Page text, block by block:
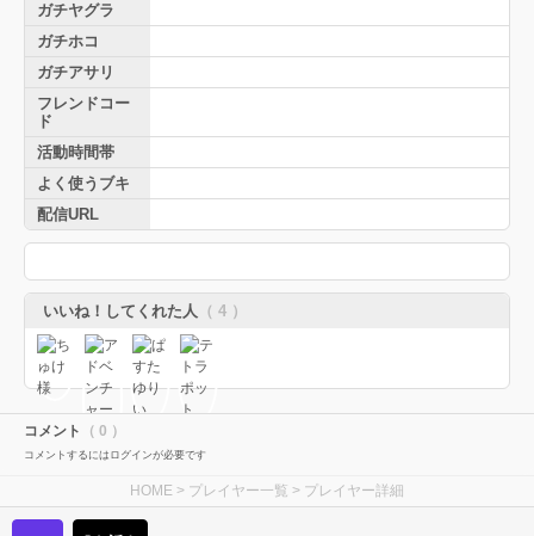
ガチヤグラ
ガチホコ
ガチアサリ
フレンドコー
ド
活動時間帯
よく使うブキ
配信URL
いいね！してくれた人 （ 4 ）
コメント （ 0 ）
コメントするにはログインが必要です
HOME > プレイヤー一覧 > プレイヤー詳細